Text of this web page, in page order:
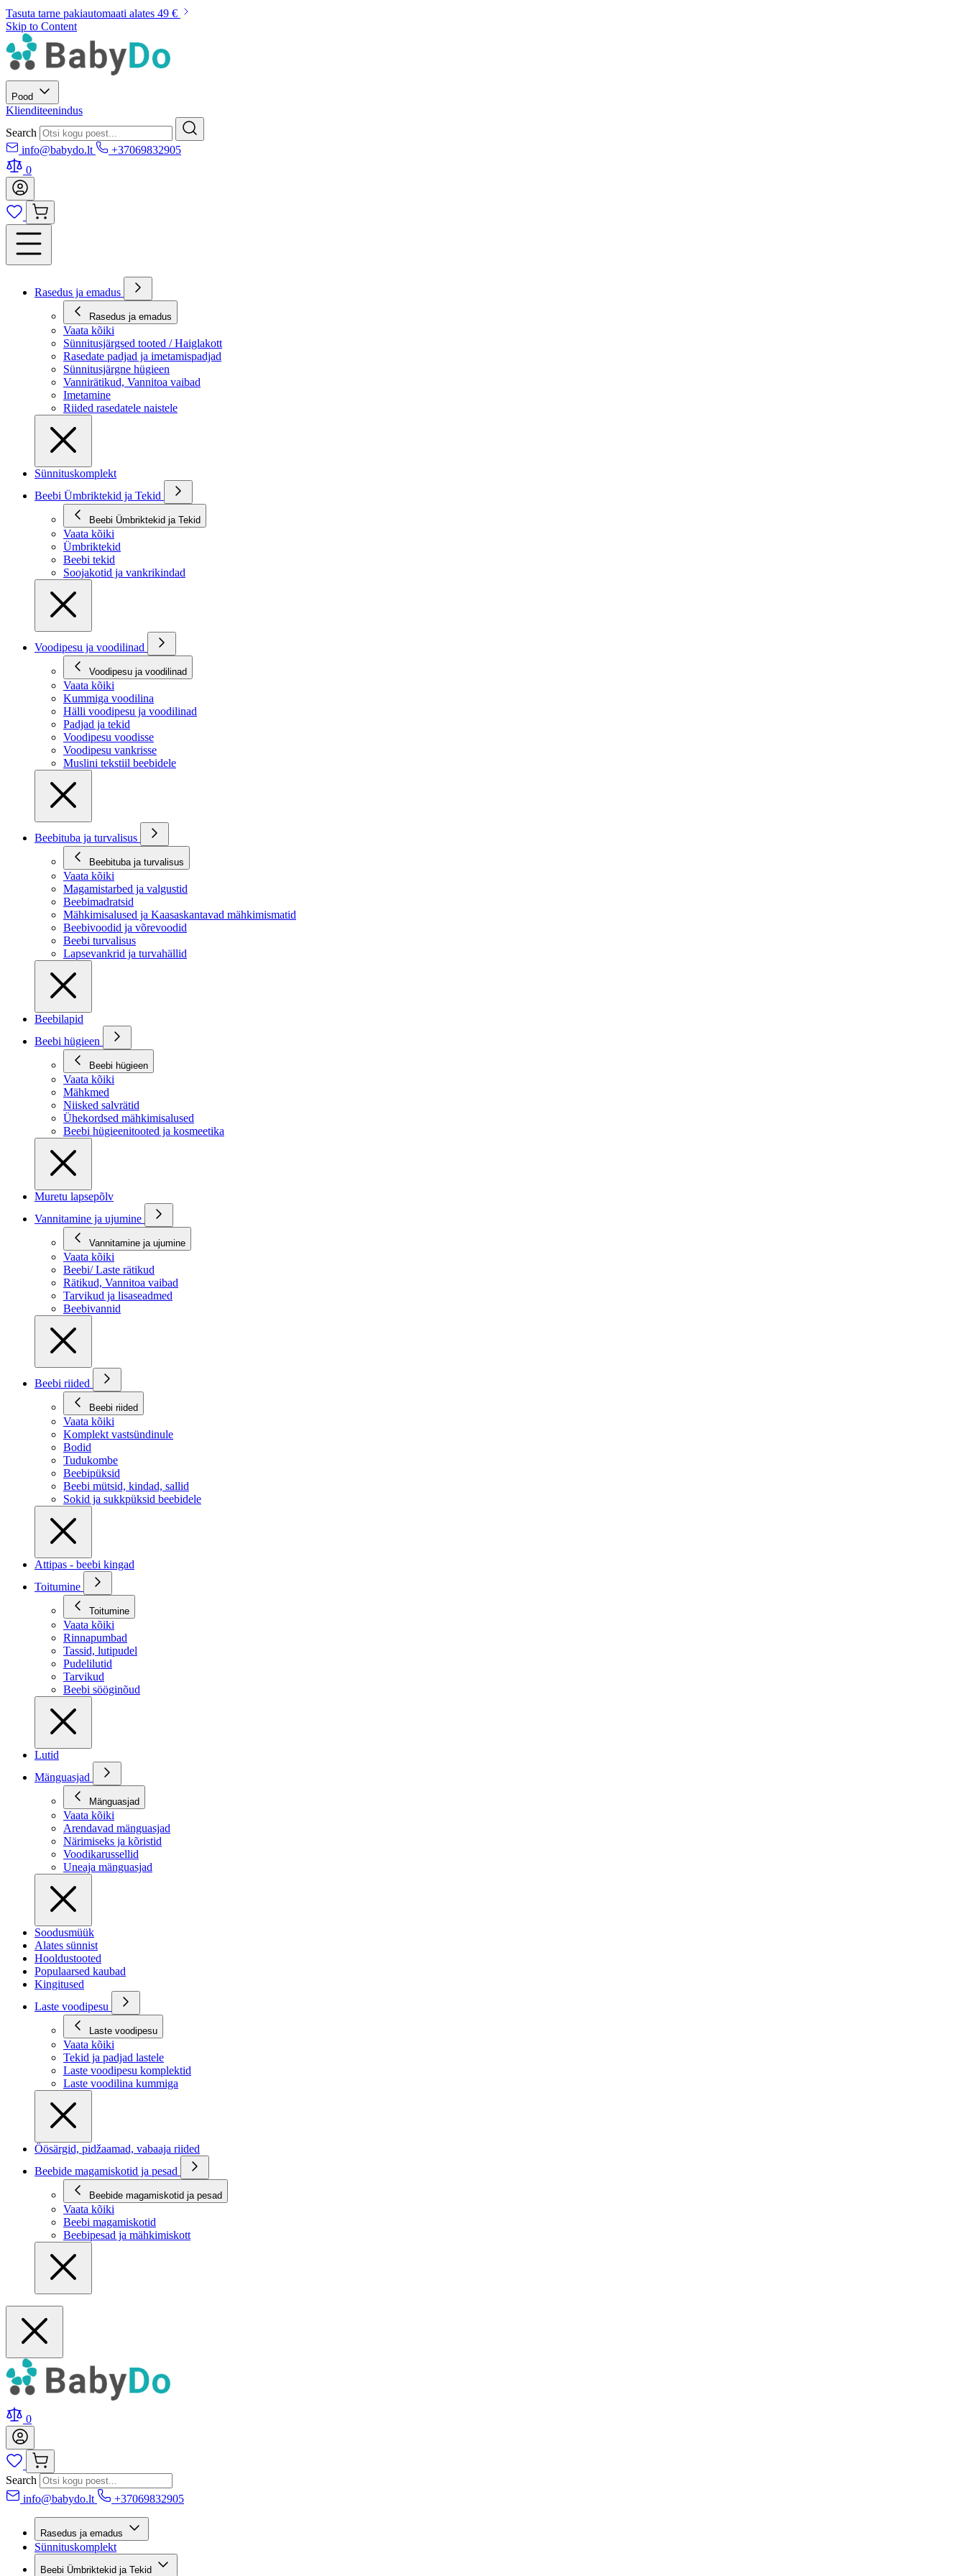
Tasuta tarne pakiautomaati alates 49 €
Skip to Content
Pood
Klienditeenindus
Search
info@babydo.lt
+37069832905
0
Rasedus ja emadus
Rasedus ja emadus
Vaata kõiki
Sünnitusjärgsed tooted / Haiglakott
Rasedate padjad ja imetamispadjad
Sünnitusjärgne hügieen
Vannirätikud, Vannitoa vaibad
Imetamine
Riided rasedatele naistele
Sünnituskomplekt
Beebi Ümbriktekid ja Tekid
Beebi Ümbriktekid ja Tekid
Vaata kõiki
Ümbriktekid
Beebi tekid
Soojakotid ja vankrikindad
Voodipesu ja voodilinad
Voodipesu ja voodilinad
Vaata kõiki
Kummiga voodilina
Hälli voodipesu ja voodilinad
Padjad ja tekid
Voodipesu voodisse
Voodipesu vankrisse
Muslini tekstiil beebidele
Beebituba ja turvalisus
Beebituba ja turvalisus
Vaata kõiki
Magamistarbed ja valgustid
Beebimadratsid
Mähkimisalused ja Kaasaskantavad mähkimismatid
Beebivoodid ja võrevoodid
Beebi turvalisus
Lapsevankrid ja turvahällid
Beebilapid
Beebi hügieen
Beebi hügieen
Vaata kõiki
Mähkmed
Niisked salvrätid
Ühekordsed mähkimisalused
Beebi hügieenitooted ja kosmeetika
Muretu lapsepõlv
Vannitamine ja ujumine
Vannitamine ja ujumine
Vaata kõiki
Beebi/ Laste rätikud
Rätikud, Vannitoa vaibad
Tarvikud ja lisaseadmed
Beebivannid
Beebi riided
Beebi riided
Vaata kõiki
Komplekt vastsündinule
Bodid
Tudukombe
Beebipüksid
Beebi mütsid, kindad, sallid
Sokid ja sukkpüksid beebidele
Attipas - beebi kingad
Toitumine
Toitumine
Vaata kõiki
Rinnapumbad
Tassid, lutipudel
Pudelilutid
Tarvikud
Beebi sööginõud
Lutid
Mänguasjad
Mänguasjad
Vaata kõiki
Arendavad mänguasjad
Närimiseks ja kõristid
Voodikarussellid
Uneaja mänguasjad
Soodusmüük
Alates sünnist
Hooldustooted
Populaarsed kaubad
Kingitused
Laste voodipesu
Laste voodipesu
Vaata kõiki
Tekid ja padjad lastele
Laste voodipesu komplektid
Laste voodilina kummiga
Öösärgid, pidžaamad, vabaaja riided
Beebide magamiskotid ja pesad
Beebide magamiskotid ja pesad
Vaata kõiki
Beebi magamiskotid
Beebipesad ja mähkimiskott
0
Search
info@babydo.lt
+37069832905
Rasedus ja emadus
Sünnituskomplekt
Beebi Ümbriktekid ja Tekid